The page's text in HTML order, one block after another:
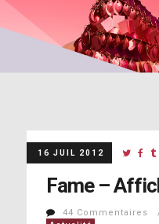
16 JUIL 2012
Fame –
44 Commentaires